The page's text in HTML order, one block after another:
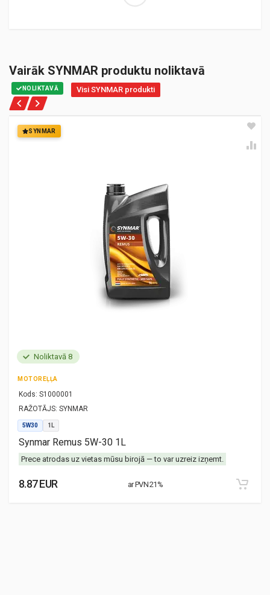
Vairāk SYNMAR produktu noliktavā
NOLIKTAVĀ Visi SYNMAR produkti
SYNMAR
Noliktavā 8
MOTOREĻĻA
Kods: S1000001
RAŽOTĀJS: SYNMAR
5W30 1L
Synmar Remus 5W-30 1L
Prece atrodas uz vietas mūsu birojā — to var uzreiz izņemt.
8.87 EUR ar PVN 21%